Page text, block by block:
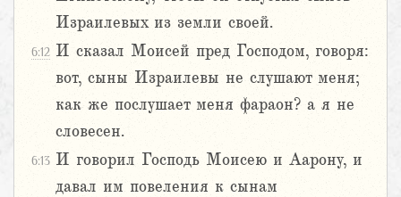
Израилевых из земли своей.
6:12 И сказал Моисей пред Господом, говоря:
вот, сыны Израилевы не слушают меня;
как же послушает меня фараон? а я не
словесен.
6:13 И говорил Господь Моисею и Аарону, и
давал им повеления к сынам